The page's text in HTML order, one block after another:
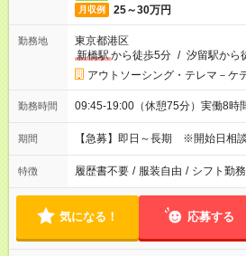
月収例 25～30万円
勤務地
東京都港区
新橋駅から徒歩5分 / 汐留駅から
アウトソーシング・テレマ－ケ
勤務時間 09:45-19:00（休憩75分）実働8時
期間 【急募】即日～長期 ※開始日相
特徴 履歴書不要 / 服装自由 / シフト勤務
気になる！ 応募する